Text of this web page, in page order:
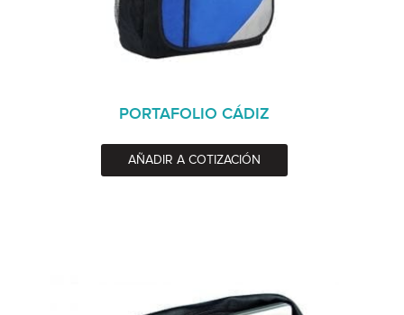
PORTAFOLIO CÁDIZ
AÑADIR A COTIZACIÓN